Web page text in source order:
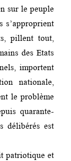
sur le peuple
s’approprient
pillent tout,
des Etats
importent
nationale,
le problème
quarante-
délibérés est
patriotique et